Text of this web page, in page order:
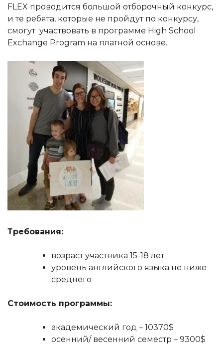
FLEX проводится большой отборочный конкурс,
и те ребята, которые не пройдут по конкурсу,
смогут участвовать в программе High School
Exchange Program на платной основе.
Требования:
возраст участника 15-18 лет
уровень английского языка не ниже
среднего
Стоимость программы:
академический год – 10370$
осенний/ весенний семестр – 9300$